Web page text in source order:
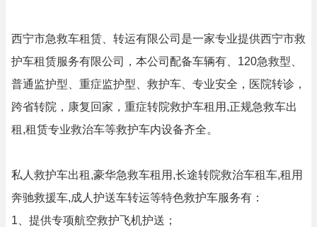
西宁市急救车租赁、转运有限公司是一家专业提供西宁市救
护车租赁服务有限公司，本公司配备车辆有、120急救型、
普通监护型、重症监护型、救护车、专业安全，医院转诊，
跨省转院，康复回家，重症转院救护车租用,正规急救车出
租,租赁专业救治车等救护车内设备齐全。
私人救护车出租,豪华急救车租用,长途转院救治车租车,租用
奔驰救援车,成人护送车转运等特色救护车服务有：
1、提供专项航空救护飞机护送；